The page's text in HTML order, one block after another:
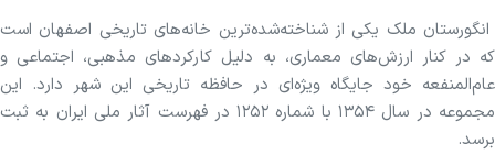
انگورستان ملک یکی از شناخته‌شده‌ترین خانه‌های تاریخی اصفهان است
که در کنار ارزش‌های معماری، به دلیل کارکرد‌های مذهبی، اجتماعی و
عام‌المنفعه خود جایگاه ویژه‌ای در حافظه تاریخی این شهر دارد. این
مجموعه در سال ۱۳۵۴ با شماره ۱۲۵۲ در فهرست آثار ملی ایران به ثبت
برسد.